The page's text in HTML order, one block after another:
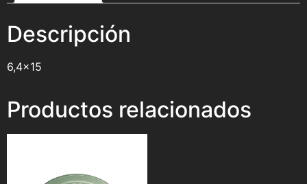
Descripción
6,4×15
Productos relacionados